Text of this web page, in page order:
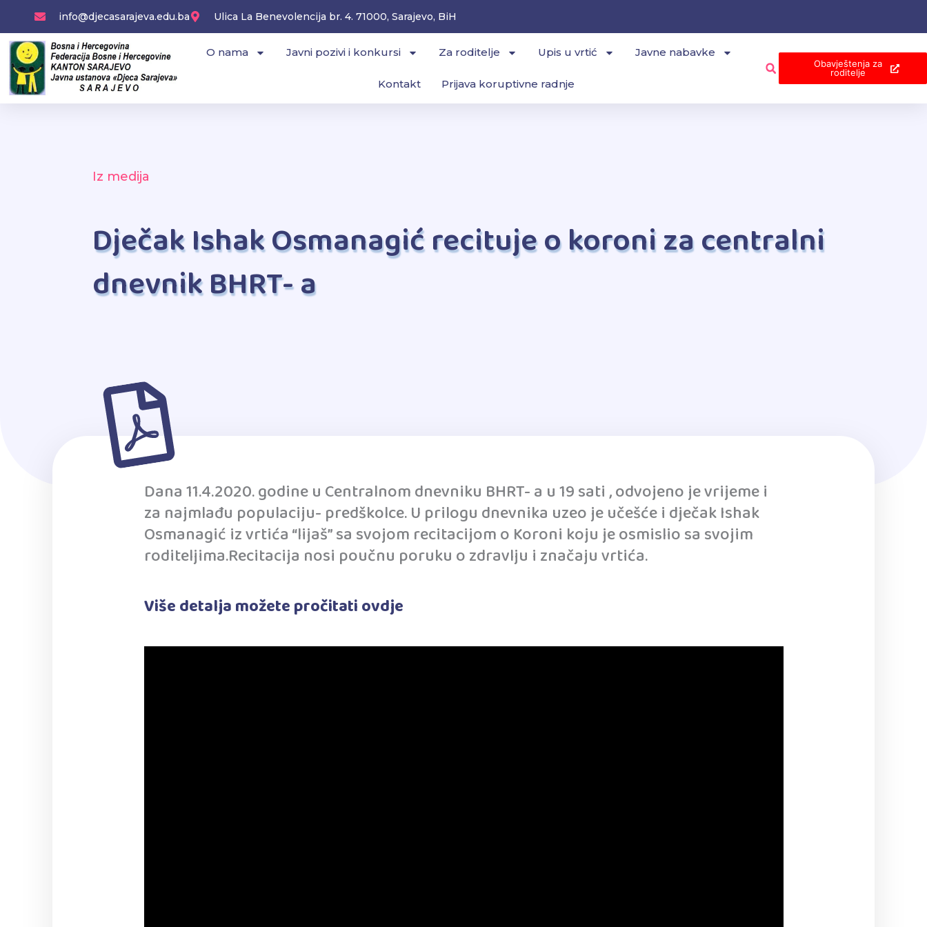
content
info@djecasarajeva.edu.ba Ulica La Benevolencija br. 4. 71000, Sarajevo, BiH
O nama Javni pozivi i konkursi Za roditelje Upis u vrtić Javne nabavke
Kontakt Prijava koruptivne radnje
Obavještenja za
roditelje
Iz medija
Dječak Ishak Osmanagić recituje o koroni za centralni
dnevnik BHRT- a
Dana 11.4.2020. godine u Centralnom dnevniku BHRT- a u 19 sati , odvojeno je vrijeme i
za najmlađu populaciju- predškolce. U prilogu dnevnika uzeo je učešće i dječak Ishak
Osmanagić iz vrtića “lijaš” sa svojom recitacijom o Koroni koju je osmislio sa svojim
roditeljima.Recitacija nosi poučnu poruku o zdravlju i značaju vrtića.
Više detalja možete pročitati ovdje